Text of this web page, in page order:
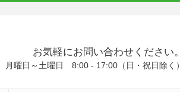
お気軽にお問い合わせください。
月曜日～土曜日 8:00 - 17:00（日・祝日除く）